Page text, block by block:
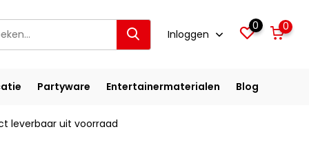
Inloggen
0 0
Partyware Entertainermaterialen Blog
leverbaar uit voorraad